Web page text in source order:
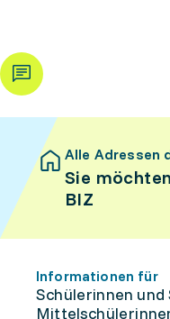
Alle Adressen
Sie
BIZ
Informationen für
Schülerinnen und